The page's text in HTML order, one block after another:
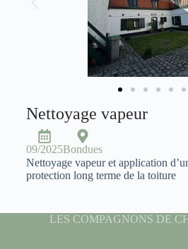
Nettoyage vapeur
09/2025Bondues
Nettoyage vapeur et application
protection long terme de la toiture
LES COMPAGNONS DE